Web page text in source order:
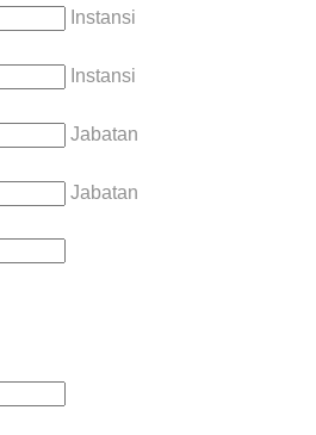
Instansi
Instansi
Jabatan
Jabatan